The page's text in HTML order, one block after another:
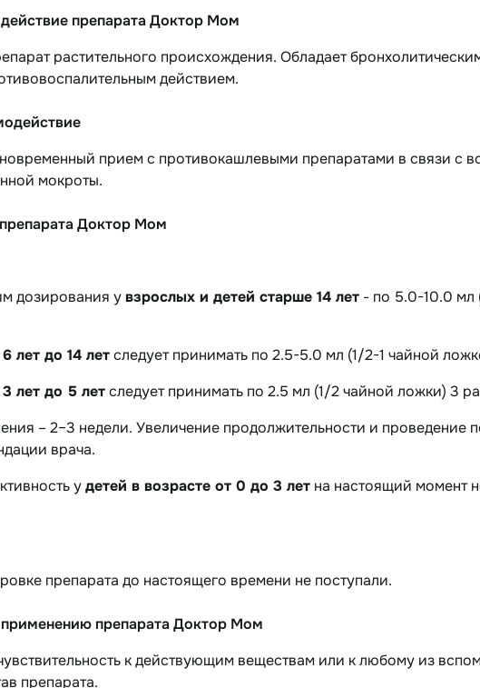
препарата Доктор Мом
растительного происхождения. Обладает
действием.
прием с противокашлевыми препаратами в связи с
мокроты.
Доктор Мом
дозирования увзрослых и детей старше 14 лет - по 5.0-10.0 мл
лет до 14 летследует принимать по 2.5-5.0 мл (1/2-1 чайной
лет до 5 летследует принимать по 2.5 мл (1/2 чайной ложки) 3
– 2–3 недели. Увеличение продолжительности и проведение
врача.
удетей в возрасте от 0 до 3 лет на настоящий момент
препарата до настоящего времени не поступали.
препарата Доктор Мом
к действующим веществам или к любому из
препарата.